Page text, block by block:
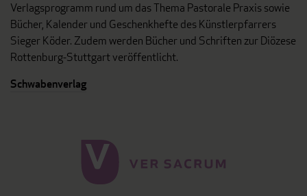
Verlagsprogramm rund um das Thema Pastorale Praxis sowie
Bücher, Kalender und Geschenkhefte des Künstlerpfarrers
Sieger Köder. Zudem werden Bücher und Schriften zur Diözese
Rottenburg-Stuttgart veröffentlicht.
Schwabenverlag